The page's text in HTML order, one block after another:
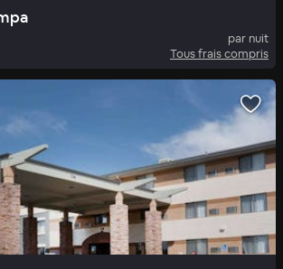
par nuit
Tous frais compris